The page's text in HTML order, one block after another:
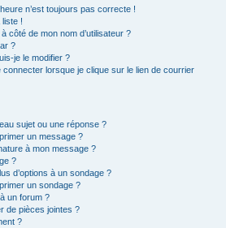
n’est toujours pas correcte !
liste !
côté de mon nom d’utilisateur ?
?
je le modifier ?
connecter lorsque je clique sur le lien de courrier
sujet ou une réponse ?
un message ?
à mon message ?
?
d’options à un sondage ?
un sondage ?
un forum ?
de pièces jointes ?
?